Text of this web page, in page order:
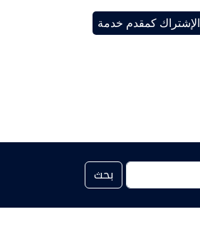
الإشتراك كمقدم خدمة
بحث